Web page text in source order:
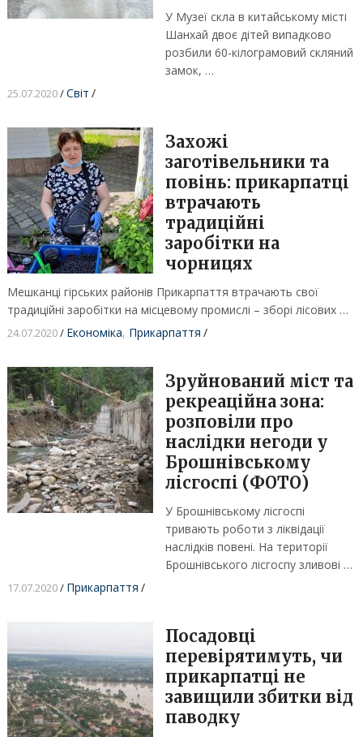
У Музеї скла в китайському місті
Шанхай двоє дітей випадково
розбили 60-кілограмовий скляний
замок, …
25.07.2020/Світ /
Захожі
заготівельники та
повінь: прикарпатці
втрачають
традиційні
заробітки на
чорницях
Мешканці гірських районів Прикарпаття втрачають свої
традиційні заробітки на місцевому промислі – зборі лісових …
24.07.2020/ Економіка, Прикарпаття /
Зруйнований міст та
рекреаційна зона:
розповіли про
наслідки негоди у
Брошнівському
лісгоспі (ФОТО)
У Брошнівському лісгоспі
тривають роботи з ліквідації
наслідків повені. На території
Брошнівського лісгоспу зливові …
17.07.2020/ Прикарпаття /
Посадовці
перевірятимуть, чи
прикарпатці не
завищили збитки від
паводку